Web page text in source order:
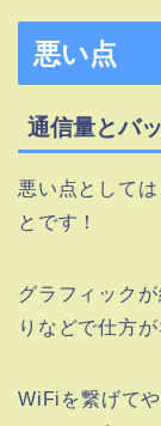
悪い点
通信量とバ
悪い点として
とです！
グラフィック
りなどで仕方
WiFiを繋げて